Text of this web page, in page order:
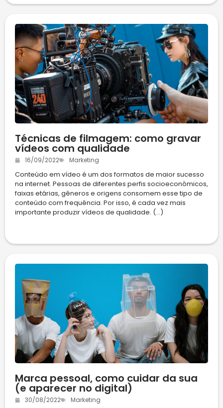
Técnicas de filmagem: como gravar
vídeos com qualidade
16/09/2022 Marketing
Conteúdo em vídeo é um dos formatos de maior sucesso
na internet. Pessoas de diferentes perfis socioeconômicos,
faixas etárias, gêneros e origens consomem esse tipo de
conteúdo com frequência. Por isso, é cada vez mais
importante produzir vídeos de qualidade. (...)
Marca pessoal, como cuidar da sua
(e aparecer no digital)
30/08/2022 Marketing